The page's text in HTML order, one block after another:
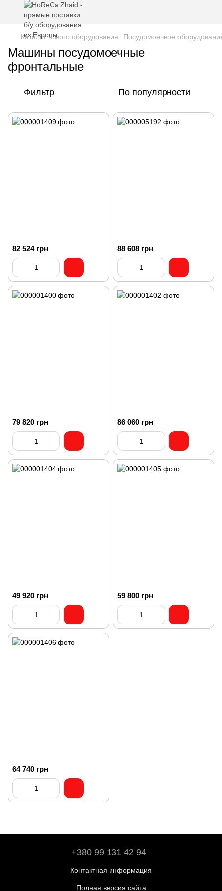
Каталог нового оборудования Посудомоечное
Машины посудомоечные
фронтальные
Фильтр По популярности
82 524 грн 88 608 грн
79 820 грн 86 060 грн
49 920 грн 59 800 грн
64 740 грн
+380 99 131 42 94
Контактная информация
Полная версия сайта